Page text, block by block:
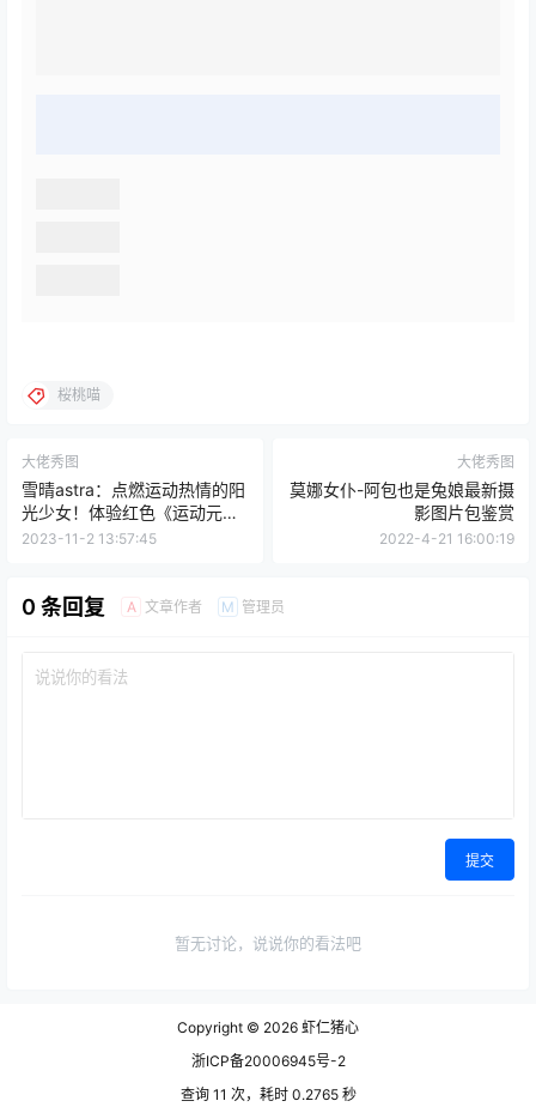
桜桃喵
大佬秀图
雪晴astra：点燃运动热情的阳
光少女！体验红色《运动元
素》系列
2023-11-2 13:57:45
大佬秀图
莫娜女仆-阿包也是兔娘最新摄
影图片包鉴赏
2022-4-21 16:00:19
0 条回复 A 文章作者 M 管理员
提交
暂无讨论，说说你的看法吧
Copyright © 2026 虾仁猪心
浙ICP备20006945号-2
查询 11 次，耗时 0.2765 秒